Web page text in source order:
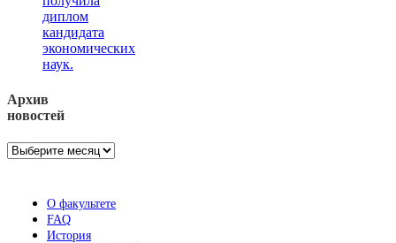
диплом
кандидата
экономических
наук.
Архив
новостей
Архив
О факультете
FAQ
История